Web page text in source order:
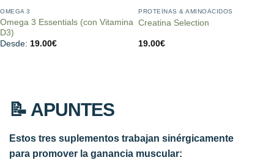
OMEGA 3
Omega 3 Essentials (con Vitamina
D3)
Desde: 19.00€
PROTEÍNAS & AMINOÁCIDOS
Creatina Selection
19.00€
📝 APUNTES
Estos tres suplementos trabajan sinérgicamente
para promover la ganancia muscular: